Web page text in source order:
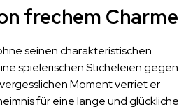
frechem Charme
seinen charakteristischen
spielerischen Sticheleien gegen
Moment verriet er
für eine lange und glückliche